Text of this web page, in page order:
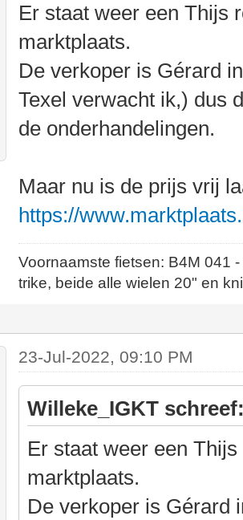
Er staat weer een Thijs
marktplaats.
De verkoper is Gérard
Texel verwacht ik,) dus
de onderhandelingen.
Maar nu is de prijs vrij
https://
Voornaamste fietsen: B4M
trike, beide alle wielen 20" en
23-Jul-2022, 09:10 PM
Willeke_IGKT
Er staat weer een
marktplaats.
De verkoper is Gérard